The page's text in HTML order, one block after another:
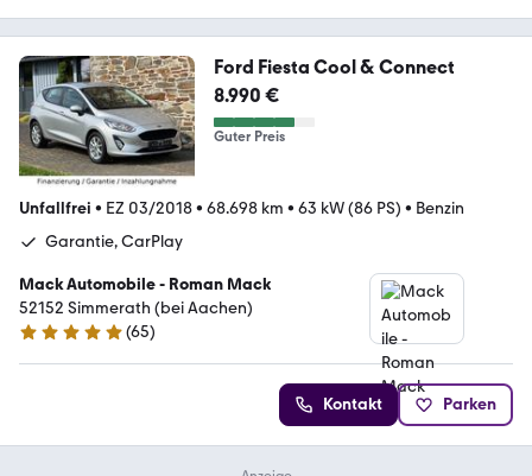
Ford Fiesta Cool & Connect
8.990 €
Guter Preis
Unfallfrei • EZ 03/2018• 68.698 km • 63 kW (86 PS) • Benzin
Garantie, CarPlay
Mack Automobile - Roman Mack
52152 Simmerath (bei Aachen)
4.8 Sterne
(65)
Kontakt Parken